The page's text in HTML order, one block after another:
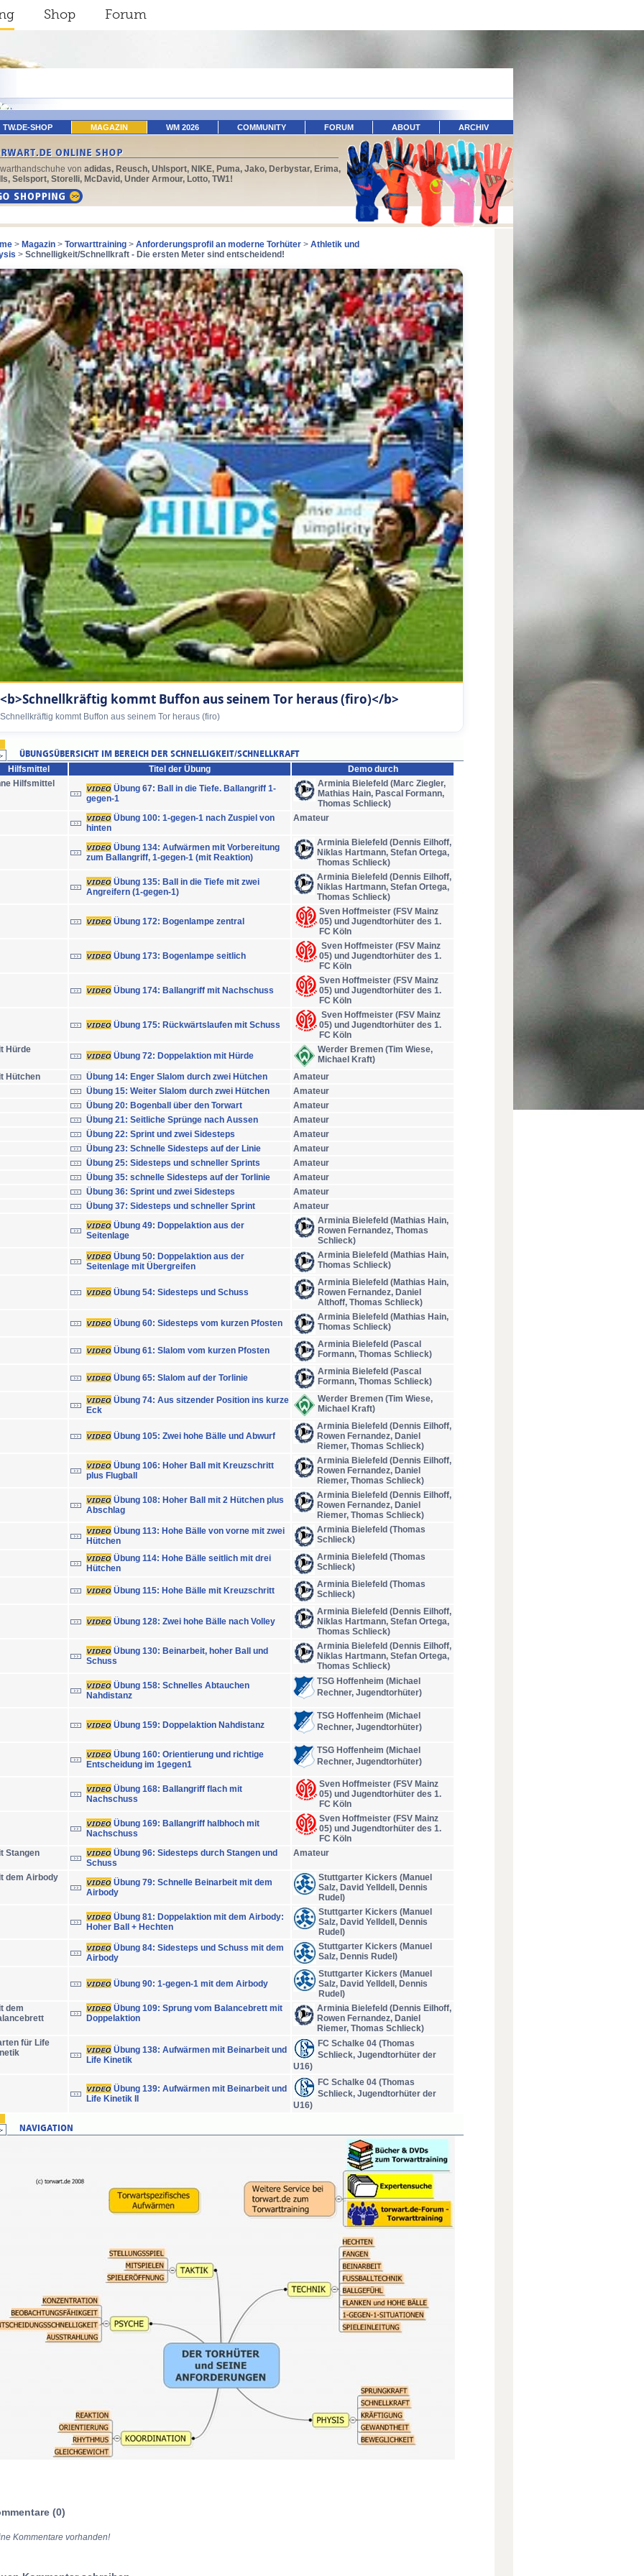
Shop Forum
TW.DE-SHOP MAGAZIN WM 2026 COMMUNITY FORUM ABOUT ARCHIV
von adidas, Reusch, Uhlsport, NIKE, Puma, Jako, Derbystar, Erima,
Selsport, Storelli, McDavid, Under Armour, Lotto, TW1!
> Magazin > Torwarttraining > Anforderungsprofil an moderne Torhüter > Athletik und
> Schnelligkeit/Schnellkraft - Die ersten Meter sind entscheidend!
<b>Schnellkräftig kommt Buffon aus seinem Tor heraus (firo)</b>
Schnellkräftig kommt Buffon aus seinem Tor heraus (firo)
Hilfsmittel Titel der Übung
Demo durch
Hilfsmittel
Übung 67: Ball in die Tiefe. Ballangriff 1-
gegen-1
Arminia Bielefeld (Marc Ziegler,
Mathias Hain, Pascal Formann,
Thomas Schlieck)
Übung 100: 1-gegen-1 nach Zuspiel von
hinten
Amateur
Übung 134: Aufwärmen mit Vorbereitung
zum Ballangriff, 1-gegen-1 (mit Reaktion)
Arminia Bielefeld (Dennis Eilhoff,
Niklas Hartmann, Stefan Ortega,
Thomas Schlieck)
Übung 135: Ball in die Tiefe mit zwei
Angreifern (1-gegen-1)
Arminia Bielefeld (Dennis Eilhoff,
Niklas Hartmann, Stefan Ortega,
Thomas Schlieck)
Übung 172: Bogenlampe zentral
Sven Hoffmeister (FSV Mainz
05) und Jugendtorhüter des 1.
FC Köln
Übung 173: Bogenlampe seitlich
Sven Hoffmeister (FSV Mainz
05) und Jugendtorhüter des 1.
FC Köln
Übung 174: Ballangriff mit Nachschuss
Sven Hoffmeister (FSV Mainz
05) und Jugendtorhüter des 1.
FC Köln
Übung 175: Rückwärtslaufen mit Schuss
Sven Hoffmeister (FSV Mainz
05) und Jugendtorhüter des 1.
FC Köln
Hürde
Übung 72: Doppelaktion mit Hürde
Werder Bremen (Tim Wiese,
Michael Kraft)
Hütchen
Übung 14: Enger Slalom durch zwei Hütchen
Amateur
Übung 15: Weiter Slalom durch zwei Hütchen
Amateur
Übung 20: Bogenball über den Torwart
Amateur
Übung 21: Seitliche Sprünge nach Aussen
Amateur
Übung 22: Sprint und zwei Sidesteps
Amateur
Übung 23: Schnelle Sidesteps auf der Linie
Amateur
Übung 25: Sidesteps und schneller Sprints
Amateur
Übung 35: schnelle Sidesteps auf der Torlinie
Amateur
Übung 36: Sprint und zwei Sidesteps
Amateur
Übung 37: Sidesteps und schneller Sprint
Amateur
Übung 49: Doppelaktion aus der
Seitenlage
Arminia Bielefeld (Mathias Hain,
Rowen Fernandez, Thomas
Schlieck)
Übung 50: Doppelaktion aus der
Seitenlage mit Übergreifen
Arminia Bielefeld (Mathias Hain,
Thomas Schlieck)
Übung 54: Sidesteps und Schuss
Arminia Bielefeld (Mathias Hain,
Rowen Fernandez, Daniel
Althoff, Thomas Schlieck)
Übung 60: Sidesteps vom kurzen Pfosten
Arminia Bielefeld (Mathias Hain,
Thomas Schlieck)
Übung 61: Slalom vom kurzen Pfosten
Arminia Bielefeld (Pascal
Formann, Thomas Schlieck)
Übung 65: Slalom auf der Torlinie
Arminia Bielefeld (Pascal
Formann, Thomas Schlieck)
Übung 74: Aus sitzender Position ins kurze
Eck
Werder Bremen (Tim Wiese,
Michael Kraft)
Übung 105: Zwei hohe Bälle und Abwurf
Arminia Bielefeld (Dennis Eilhoff,
Rowen Fernandez, Daniel
Riemer, Thomas Schlieck)
Übung 106: Hoher Ball mit Kreuzschritt
plus Flugball
Arminia Bielefeld (Dennis Eilhoff,
Rowen Fernandez, Daniel
Riemer, Thomas Schlieck)
Übung 108: Hoher Ball mit 2 Hütchen plus
Abschlag
Arminia Bielefeld (Dennis Eilhoff,
Rowen Fernandez, Daniel
Riemer, Thomas Schlieck)
Übung 113: Hohe Bälle von vorne mit zwei
Hütchen
Arminia Bielefeld (Thomas
Schlieck)
Übung 114: Hohe Bälle seitlich mit drei
Hütchen
Arminia Bielefeld (Thomas
Schlieck)
Übung 115: Hohe Bälle mit Kreuzschritt
Arminia Bielefeld (Thomas
Schlieck)
Übung 128: Zwei hohe Bälle nach Volley
Arminia Bielefeld (Dennis Eilhoff,
Niklas Hartmann, Stefan Ortega,
Thomas Schlieck)
Übung 130: Beinarbeit, hoher Ball und
Schuss
Arminia Bielefeld (Dennis Eilhoff,
Niklas Hartmann, Stefan Ortega,
Thomas Schlieck)
Übung 158: Schnelles Abtauchen
Nahdistanz
TSG Hoffenheim (Michael
Rechner, Jugendtorhüter)
Übung 159: Doppelaktion Nahdistanz
TSG Hoffenheim (Michael
Rechner, Jugendtorhüter)
Übung 160: Orientierung und richtige
Entscheidung im 1gegen1
TSG Hoffenheim (Michael
Rechner, Jugendtorhüter)
Übung 168: Ballangriff flach mit
Nachschuss
Sven Hoffmeister (FSV Mainz
05) und Jugendtorhüter des 1.
FC Köln
Übung 169: Ballangriff halbhoch mit
Nachschuss
Sven Hoffmeister (FSV Mainz
05) und Jugendtorhüter des 1.
FC Köln
Stangen
Übung 96: Sidesteps durch Stangen und
Schuss
Amateur
dem Airbody
Übung 79: Schnelle Beinarbeit mit dem
Airbody
Stuttgarter Kickers (Manuel
Salz, David Yelldell, Dennis
Rudel)
Übung 81: Doppelaktion mit dem Airbody:
Hoher Ball + Hechten
Stuttgarter Kickers (Manuel
Salz, David Yelldell, Dennis
Rudel)
Übung 84: Sidesteps und Schuss mit dem
Airbody
Stuttgarter Kickers (Manuel
Salz, Dennis Rudel)
Übung 90: 1-gegen-1 mit dem Airbody
Stuttgarter Kickers (Manuel
Salz, David Yelldell, Dennis
Rudel)
dem
Übung 109: Sprung vom Balancebrett mit
Doppelaktion
Arminia Bielefeld (Dennis Eilhoff,
Rowen Fernandez, Daniel
Riemer, Thomas Schlieck)
für Life
Übung 138: Aufwärmen mit Beinarbeit und
Life Kinetik
FC Schalke 04 (Thomas
Schlieck, Jugendtorhüter der
U16)
Übung 139: Aufwärmen mit Beinarbeit und
Life Kinetik II
FC Schalke 04 (Thomas
Schlieck, Jugendtorhüter der
U16)
(0)
Kommentare vorhanden!